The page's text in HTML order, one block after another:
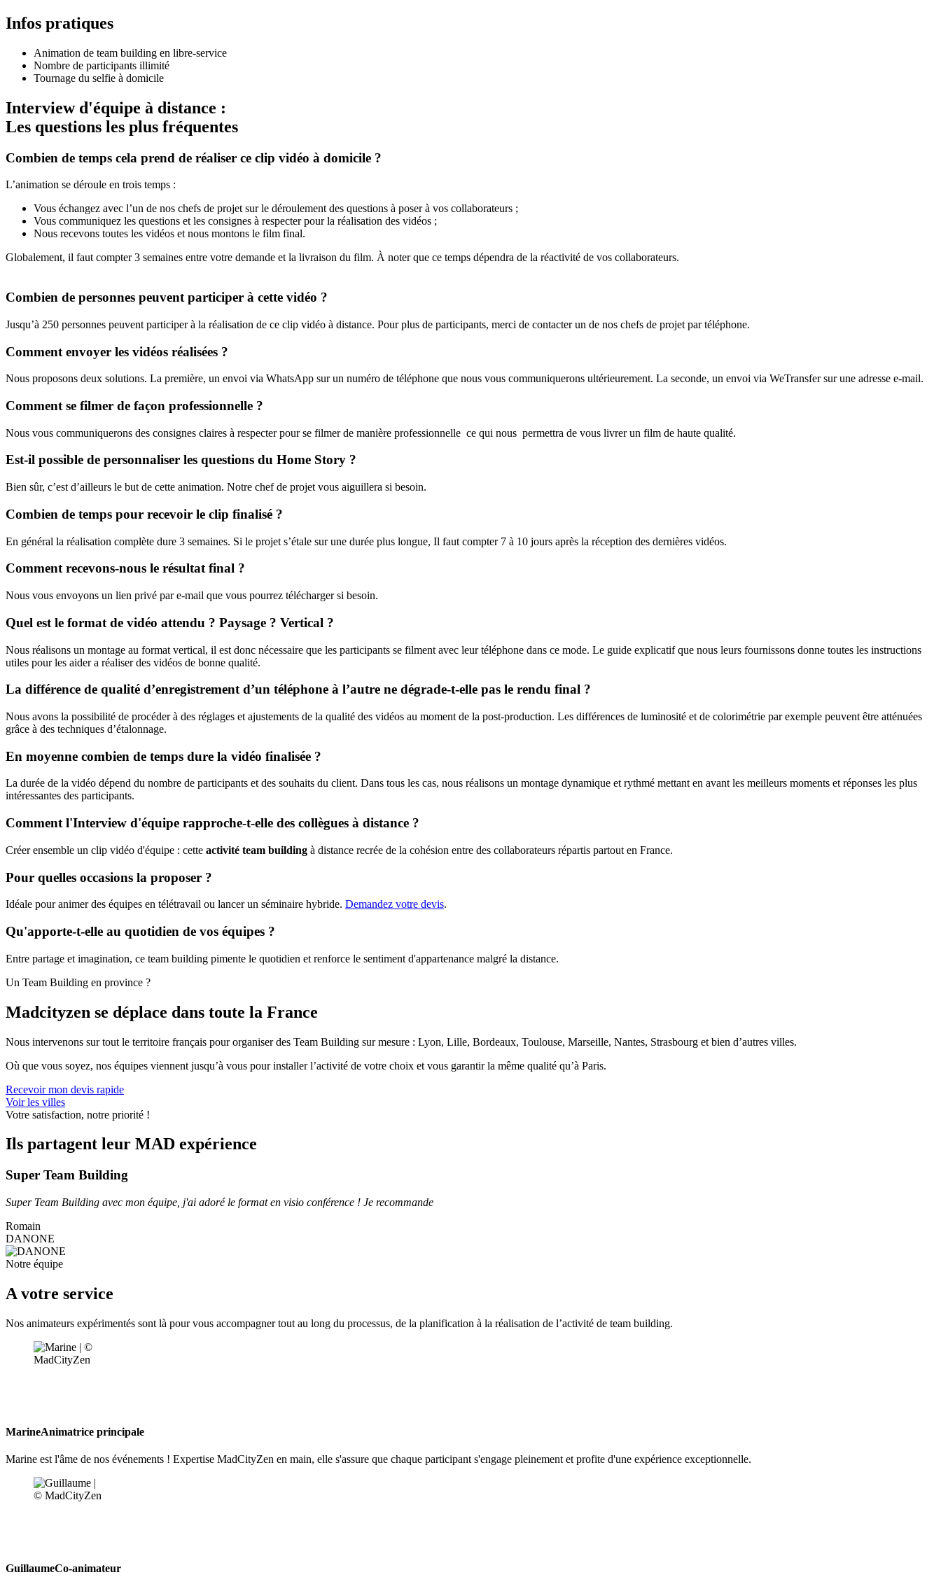
Infos pratiques
Animation de team building en libre-service
Nombre de participants illimité
Tournage du selfie à domicile
Interview d'équipe à distance :
Les questions les plus fréquentes
Combien de temps cela prend de réaliser ce clip vidéo à domicile ?
L’animation se déroule en trois temps :
Vous échangez avec l’un de nos chefs de projet sur le déroulement des questions à poser à vos collaborateurs ;
Vous communiquez les questions et les consignes à respecter pour la réalisation des vidéos ;
Nous recevons toutes les vidéos et nous montons le film final.
Globalement, il faut compter 3 semaines entre votre demande et la livraison du film. À noter que ce temps dépendra de la réactivité de vos collaborateurs.
Combien de personnes peuvent participer à cette vidéo ?
Jusqu’à 250 personnes peuvent participer à la réalisation de ce clip vidéo à distance. Pour plus de participants, merci de contacter un de nos chefs de projet par téléphone.
Comment envoyer les vidéos réalisées ?
Nous proposons deux solutions. La première, un envoi via WhatsApp sur un numéro de téléphone que nous vous communiquerons ultérieurement. La seconde, un envoi via WeTransfer sur une adresse e-mail.
Comment se filmer de façon professionnelle ?
Nous vous communiquerons des consignes claires à respecter pour se filmer de manière professionnelle ce qui nous permettra de vous livrer un film de haute qualité.
Est-il possible de personnaliser les questions du Home Story ?
Bien sûr, c’est d’ailleurs le but de cette animation. Notre chef de projet vous aiguillera si besoin.
Combien de temps pour recevoir le clip finalisé ?
En général la réalisation complète dure 3 semaines. Si le projet s’étale sur une durée plus longue, Il faut compter 7 à 10 jours après la réception des dernières vidéos.
Comment recevons-nous le résultat final ?
Nous vous envoyons un lien privé par e-mail que vous pourrez télécharger si besoin.
Quel est le format de vidéo attendu ? Paysage ? Vertical ?
Nous réalisons un montage au format vertical, il est donc nécessaire que les participants se filment avec leur téléphone dans ce mode. Le guide explicatif que nous leurs fournissons donne toutes les instructions
utiles pour les aider a réaliser des vidéos de bonne qualité.
La différence de qualité d’enregistrement d’un téléphone à l’autre ne dégrade-t-elle pas le rendu final ?
Nous avons la possibilité de procéder à des réglages et ajustements de la qualité des vidéos au moment de la post-production. Les différences de luminosité et de colorimétrie par exemple peuvent être atténuées
grâce à des techniques d’étalonnage.
En moyenne combien de temps dure la vidéo finalisée ?
La durée de la vidéo dépend du nombre de participants et des souhaits du client. Dans tous les cas, nous réalisons un montage dynamique et rythmé mettant en avant les meilleurs moments et réponses les plus
intéressantes des participants.
Comment l'Interview d'équipe rapproche-t-elle des collègues à distance ?
Créer ensemble un clip vidéo d'équipe : cette activité team building à distance recrée de la cohésion entre des collaborateurs répartis partout en France.
Pour quelles occasions la proposer ?
Idéale pour animer des équipes en télétravail ou lancer un séminaire hybride. Demandez votre devis.
Qu'apporte-t-elle au quotidien de vos équipes ?
Entre partage et imagination, ce team building pimente le quotidien et renforce le sentiment d'appartenance malgré la distance.
Un Team Building en province ?
Madcityzen se déplace dans toute la France
Nous intervenons sur tout le territoire français pour organiser des Team Building sur mesure : Lyon, Lille, Bordeaux, Toulouse, Marseille, Nantes, Strasbourg et bien d’autres villes.
Où que vous soyez, nos équipes viennent jusqu’à vous pour installer l’activité de votre choix et vous garantir la même qualité qu’à Paris.
Recevoir mon devis rapide
Voir les villes
Votre satisfaction, notre priorité !
Ils partagent leur MAD expérience
Super Team Building
Super Team Building avec mon équipe, j'ai adoré le format en visio conférence ! Je recommande
Romain
DANONE
Notre équipe
A votre service
Nos animateurs expérimentés sont là pour vous accompagner tout au long du processus, de la planification à la réalisation de l’activité de team building.
MarineAnimatrice principale
Marine est l'âme de nos événements ! Expertise MadCityZen en main, elle s'assure que chaque participant s'engage pleinement et profite d'une expérience exceptionnelle.
GuillaumeCo-animateur